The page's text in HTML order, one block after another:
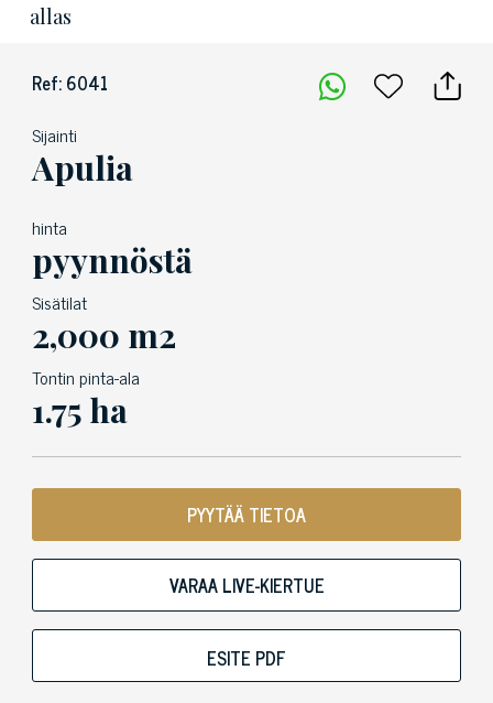
allas
Ref: 6041
Sijainti
Apulia
hinta
pyynnöstä
Sisätilat
2,000 m2
Tontin pinta-ala
1.75 ha
PYYTÄÄ TIETOA
VARAA LIVE-KIERTUE
ESITE PDF